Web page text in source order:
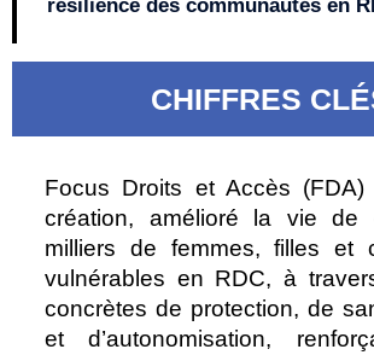
résilience des communautés en
CHIFFRES
Focus Droits et Accès
création, amélioré la vie de
milliers de femmes, filles et
vulnérables en RDC, à
concrètes de protection, de
et d’autonomisation,